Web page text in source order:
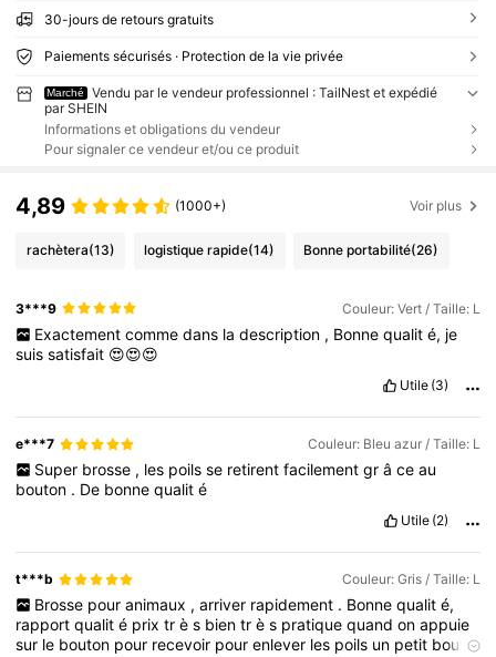
30-jours de retours gratuits
Paiements sécurisés · Protection de la vie privée
Marché
Vendu par le vendeur professionnel : TailNest et expédié
par SHEIN
Informations et obligations du vendeur
Pour signaler ce vendeur et/ou ce produit
4,89 (1000+) Voir plus
rachètera(13) logistique rapide(14) Bonne portabilité(26)
3***9 Couleur: Vert / Taille: L
Exactement comme dans la description , Bonne qualit é, je
suissatisfait 😍😍😍
Utile (3)
e***7 Couleur: Bleu azur / Taille: L
Super brosse , les poils se retirent facilement gr â ce au
bouton . De bonnequalité
Utile (2)
t***b Couleur: Gris / Taille: L
Brosse pour animaux , arriver rapidement . Bonne qualit é,
rapportqualité prixtrès bientrès pratiquequandonappuie
sur le bouton pour recevoir pourenlever les poils un petit bout